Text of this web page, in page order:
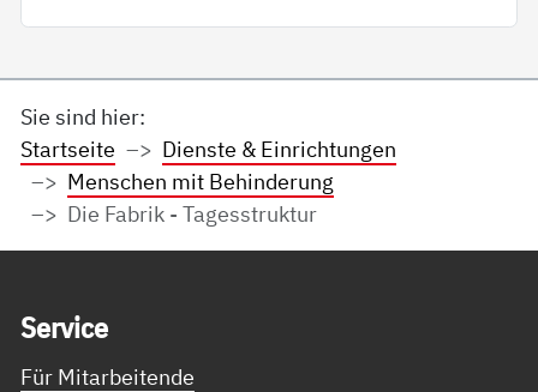
Sie sind hier:
Startseite
Dienste & Einrichtungen
Menschen mit Behinderung
Die Fabrik - Tagesstruktur
Ser­vice
Für Mitarbeitende